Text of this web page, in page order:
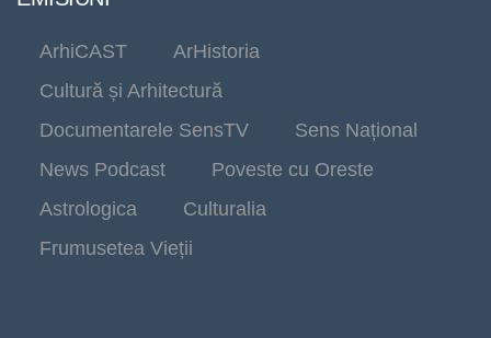
ArhiCAST
ArHistoria
Cultură și Arhitectură
Documentarele SensTV
Sens Național
News Podcast
Poveste cu Oreste
Astrologica
Culturalia
Frumusetea Vieții